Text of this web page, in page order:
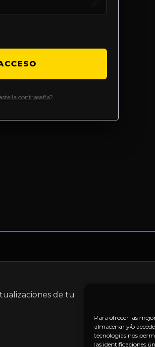
Para ofrecer las
almacenar y/o
tecnologías nos
las identificaciones
la contraseña?
de tu